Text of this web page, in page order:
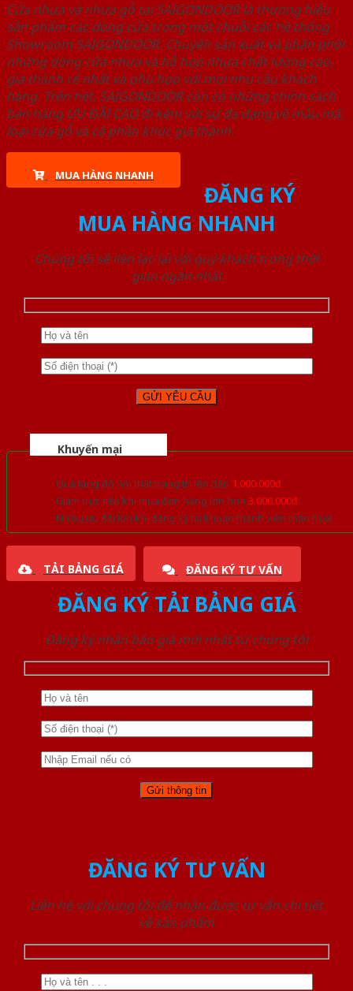
Cửa nhựa và nhựa gỗ tại SAIGONDOOR là thương hiệu
sản phẩm các dòng cửa trong một chuỗi các hệ thống
Showroom SAIGONDOOR. Chuyên sản xuất và phân phối
những dòng cửa nhựa và hỗ hợp nhựa chất lượng cao,
giá thành rẻ nhất và phù hợp với mọi nhu cầu khách
hàng. Trên hết, SAIGONDOOR còn có những chính sách
bán hàng ƯU ĐÃI CAO đi kèm với sự đa dạng về mẫu mã,
loại cửa gỗ và cả phân khúc giá thành.
MUA HÀNG NHANH
ĐĂNG KÝ
MUA HÀNG NHANH
Chúng tôi sẽ liên lạc lại với quý khách trong thời
gian ngắn nhất
Khuyến mại
Quà tặng đồ nội thất trang trí lên đến 1.000.000đ
Giảm trực tiếp khi mua đơn hàng lớn hơn 3.000.000đ
Nhiều ưu đãi lớn khi đăng ký tài khoản thành viên thân thiết
TẢI BẢNG GIÁ ĐĂNG KÝ TƯ VẤN
ĐĂNG KÝ TẢI BẢNG GIÁ
Đăng ký nhận báo giá mới nhất từ chúng tôi
ĐĂNG KÝ TƯ VẤN
Liên hệ với chúng tôi để nhận được tư vấn chi tiết
về sản phẩm